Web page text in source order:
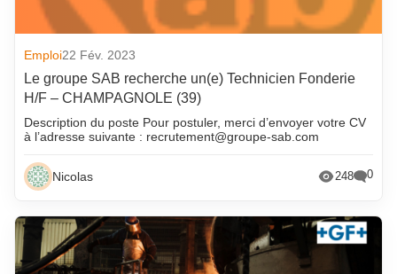
Emploi22 Fév. 2023
Le groupe SAB recherche un(e) Technicien Fonderie
H/F – CHAMPAGNOLE (39)
Description du poste Pour postuler, merci d’envoyer votre CV
à l’adresse suivante : recrutement@groupe-sab.com
Nicolas 248 0